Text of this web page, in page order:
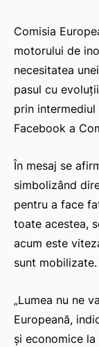
Comisia
motorului de
necesitatea
pasul cu
prin
Facebook a
În mesaj se
simbolizând
pentru a face
toate acestea,
acum este
sunt mobilizate.
„Lumea nu ne
Europeană,
și economice